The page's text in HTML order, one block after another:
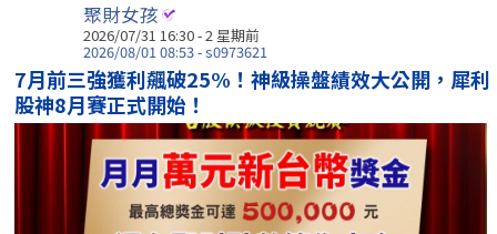
聚財女孩
2026/07/31 16:30 - 2 星期前
2026/08/01 08:53 - s0973621
7月前三強獲利飆破25%！神級操盤績效大公開，犀利
股神8月賽正式開始！